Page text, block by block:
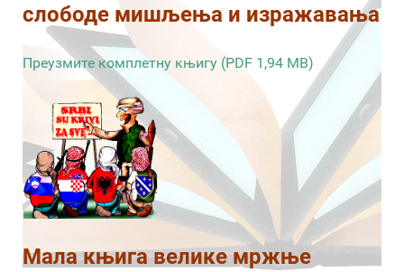
слободе мишљења и изражавања
Преузмите комплетну књигу (PDF 1,94 MB)
Мала књига велике мржње